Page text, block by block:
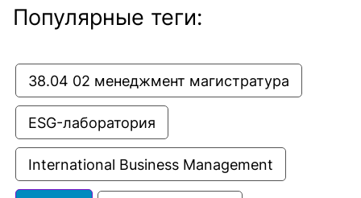
Популярные теги:
38.04 02 менеджмент магистратура
ESG-лаборатория
International Business Management